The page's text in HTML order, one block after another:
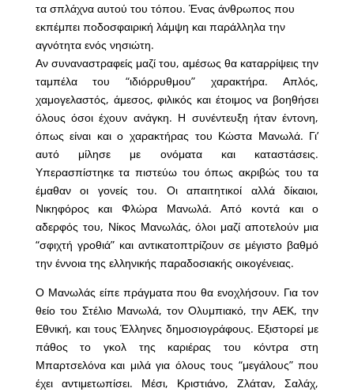
τα σπλάχνα αυτού του τόπου. Ένας άνθρωπος που
εκπέμπει ποδοσφαιρική λάμψη και παράλληλα την
αγνότητα ενός νησιώτη.
Αν συναναστραφείς μαζί του, αμέσως θα καταρρίψεις την
ταμπέλα του “ιδιόρρυθμου” χαρακτήρα. Απλός,
χαμογελαστός, άμεσος, φιλικός και έτοιμος να βοηθήσει
όλους όσοι έχουν ανάγκη. Η συνέντευξη ήταν έντονη,
όπως είναι και ο χαρακτήρας του Κώστα Μανωλά. Γι’
αυτό μίλησε με ονόματα και καταστάσεις.
Υπερασπίστηκε τα πιστεύω του όπως ακριβώς του τα
έμαθαν οι γονείς του. Οι απαιτητικοί αλλά δίκαιοι,
Νικηφόρος και Φλώρα Μανωλά. Από κοντά και ο
αδερφός του, Νίκος Μανωλάς, όλοι μαζί αποτελούν μια
“σφιχτή γροθιά” και αντικατοπτρίζουν σε μέγιστο βαθμό
την έννοια της ελληνικής παραδοσιακής οικογένειας.
Ο Μανωλάς είπε πράγματα που θα ενοχλήσουν. Για τον
θείο του Στέλιο Μανωλά, τον Ολυμπιακό, την ΑΕΚ, την
Εθνική, και τους Έλληνες δημοσιογράφους. Εξιστορεί με
πάθος το γκολ της καριέρας του κόντρα στη
Μπαρτσελόνα και μιλά για όλους τους “μεγάλους” που
έχει αντιμετωπίσει. Μέσι, Κριστιάνο, Ζλάταν, Σαλάχ,